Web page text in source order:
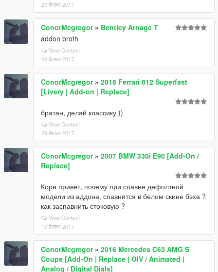
27 दिसंबर 2017
ConorMcgregor» Bentley Arnage T
addon broth
View Context
04 दिसंबर 2017
ConorMcgregor» 2018 Ferrari 812 Superfast
[Livery | Add-on | Replace]
братан, делай классику ))
View Context
29 सितंबर 2017
ConorMcgregor» 2007 BMW 330i E90 [Add-On /
Replace]
Корн привет, почему при спавне дефолтной
модели из аддона, спавнится в белом скине бэха ?
как заспавнить стоковую ?
View Context
10 सितंबर 2017
ConorMcgregor» 2016 Mercedes C63 AMG S
Coupe [Add-On | Replace | OIV / Animated |
Analog / Digital Dials]